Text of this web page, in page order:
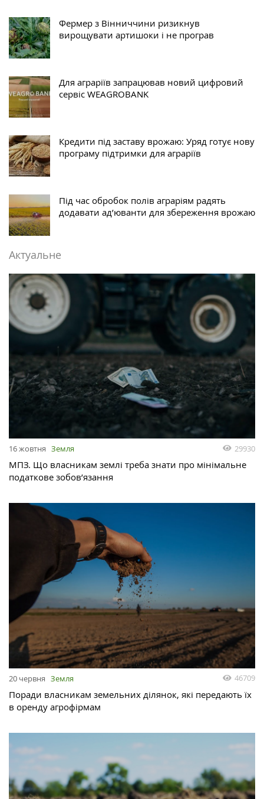
Фермер з Вінниччини ризикнув
вирощувати артишоки і не програв
Для аграріїв запрацював новий цифровий
сервіс WEAGROBANK
Кредити під заставу врожаю: Уряд готує нову
програму підтримки для аграріїв
Під час обробок полів аграріям радять
додавати ад’юванти для збереження врожаю
Актуальне
16 жовтня Земля 29930
МПЗ. Що власникам землі треба знати про мінімальне
податкове зобов’язання
20 червня Земля 46709
Поради власникам земельних ділянок, які передають їх
в оренду агрофірмам